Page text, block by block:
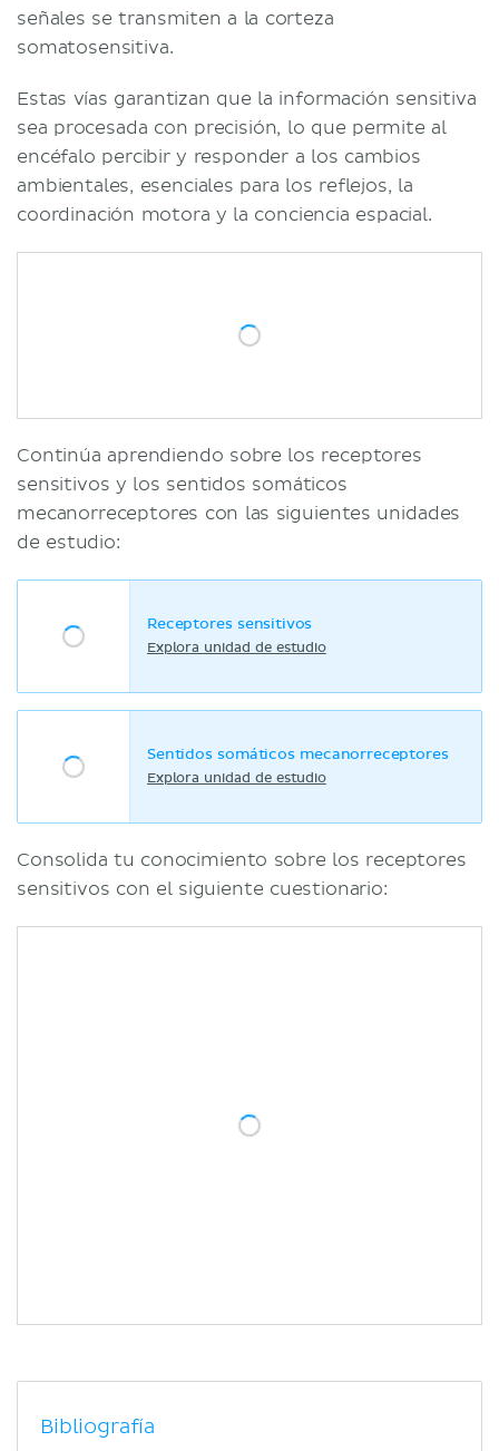
señales se transmiten a la corteza
somatosensitiva.
Estas vías garantizan que la información sensitiva
sea procesada con precisión, lo que permite al
encéfalo percibir y responder a los cambios
ambientales, esenciales para los reflejos, la
coordinación motora y la conciencia espacial.
Continúa aprendiendo sobre los receptores
sensitivos y los sentidos somáticos
mecanorreceptores con las siguientes unidades
de estudio:
Receptores sensitivos
Explora unidad de estudio
Sentidos somáticos mecanorreceptores
Explora unidad de estudio
Consolida tu conocimiento sobre los receptores
sensitivos con el siguiente cuestionario:
Bibliografía